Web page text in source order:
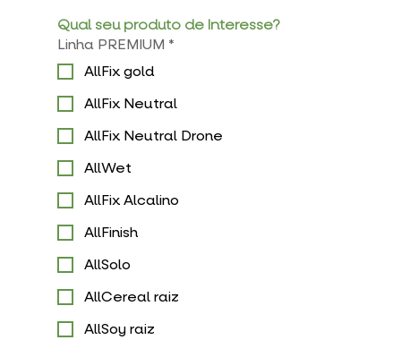
Qual seu produto de Interesse?
Linha PREMIUM *
AllFix gold
AllFix Neutral
AllFix Neutral Drone
AllWet
AllFix Alcalino
AllFinish
AllSolo
AllCereal raiz
AllSoy raiz